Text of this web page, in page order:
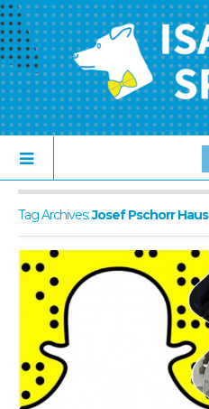
Tag Archives:Josef Pschorr Haus